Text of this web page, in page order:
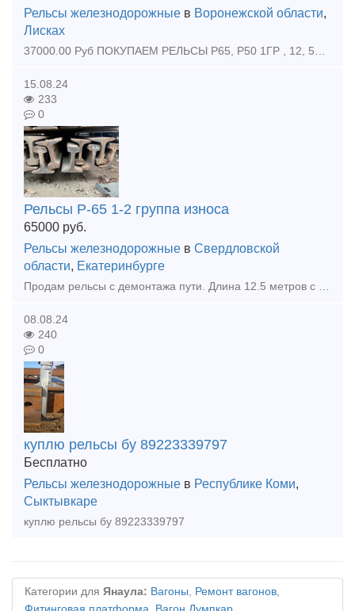
Рельсы железнодорожные в Воронежской области,
Лисках
37000.00 Руб ПОКУПАЕМ РЕЛЬСЫ Р65, Р50 1ГР , 12, 5М, БОЛТ СТЫКОВОЙ М27, Рельсы железнодорожные Р65, Р50, Р43, р33, р24, р18 Закупаю, покупаем, спрос : Рельсы р65 , рельсы р50 новые и бу Стрелочны
15.08.24
233
0
Рельсы Р-65 1-2 группа износа
65000 руб.
Рельсы железнодорожные в Свердловской
области, Екатеринбурге
Продам рельсы с демонтажа пути. Длина 12.5 метров с отверстиями. По голове рельсы 1 группа износ. Вертикальный износ около 2-5 мм, боковой 1-3 мм. в наличии 27 палок и одна палка немерная 12,38 м., 1
08.08.24
240
0
куплю рельсы бу 89223339797
Бесплатно
Рельсы железнодорожные в Республике Коми,
Сыктывкаре
куплю рельсы бу 89223339797
Категории для Янаула: Вагоны, Ремонт вагонов,